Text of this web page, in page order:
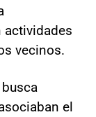
actividades
vecinos.
el